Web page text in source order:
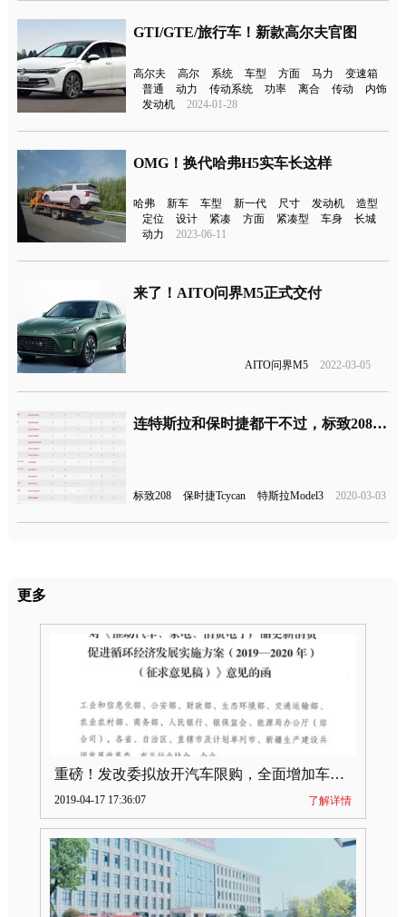
GTI/GTE/旅行车！新款高尔夫官图
高尔夫 高尔 系统 车型 方面 马力
变速箱
普通
动力 传动系统 功率 离合 传动
内饰
发动机
2024-01-28
OMG！换代哈弗H5实车长这样
哈弗 新车 车型 新一代 尺寸 发动机
造型
定位
设计 紧凑 方面 紧凑型 车身
长城
动力
2023-06-11
来了！AITO问界M5正式交付
AITO问界M5 2022-03-05
连特斯拉和保时捷都干不过，标致208获得2020年度汽车大奖
标致208 保时捷Tcycan 特斯拉Model3 2020-03-03
更多
重磅！发改委拟放开汽车限购，全面增加车牌指标
2019-04-17 17:36:07 了解详情